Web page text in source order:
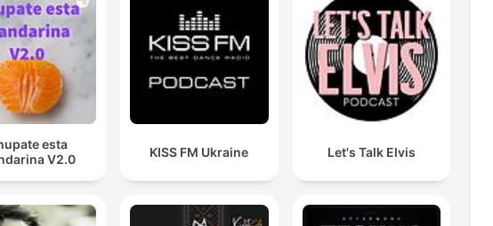
esta
V2.0
KISS FM Ukraine Let's Talk Elvis